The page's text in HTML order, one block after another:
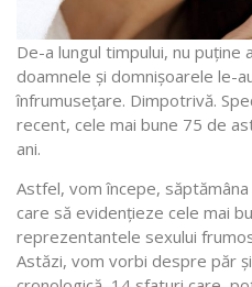
De-a lungul timpului, nu
doamnele și domnișoarele le-
înfrumusețare. Dimpotrivă.
recent, cele mai bune 75 de
ani.
Astfel, vom începe,
care să evidențieze cele mai
reprezentantele sexului
Astăzi, vom vorbi despre păr